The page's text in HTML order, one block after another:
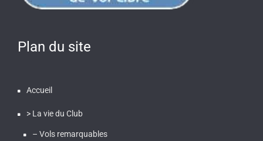
Plan du site
Accueil
> La vie du Club
– Vols remarquables